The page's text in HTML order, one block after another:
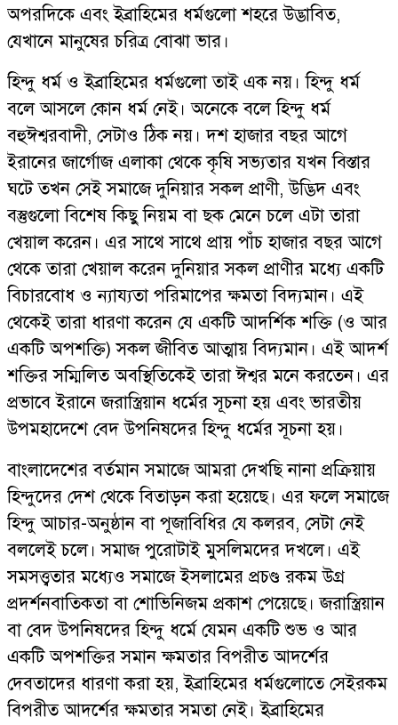
অপরদিকে এবং ইব্রাহিমের ধর্মগুলো শহরে উদ্ভাবিত,
যেখানে মানুষের চরিত্র বোঝা ভার।
হিন্দু ধর্ম ও ইব্রাহিমের ধর্মগুলো তাই এক নয়। হিন্দু ধর্ম
বলে আসলে কোন ধর্ম নেই। অনেকে বলে হিন্দু ধর্ম
বহুঈশ্বরবাদী, সেটাও ঠিক নয়। দশ হাজার বছর আগে
ইরানের জার্গোজ এলাকা থেকে কৃষি সভ্যতার যখন বিস্তার
ঘটে তখন সেই সমাজে দুনিয়ার সকল প্রাণী, উদ্ভিদ এবং
বস্তুগুলো বিশেষ কিছু নিয়ম বা ছক মেনে চলে এটা তারা
খেয়াল করেন। এর সাথে সাথে প্রায় পাঁচ হাজার বছর আগে
থেকে তারা খেয়াল করেন দুনিয়ার সকল প্রাণীর মধ্যে একটি
বিচারবোধ ও ন্যায্যতা পরিমাপের ক্ষমতা বিদ্যমান। এই
থেকেই তারা ধারণা করেন যে একটি আদর্শিক শক্তি (ও আর
একটি অপশক্তি) সকল জীবিত আত্মায় বিদ্যমান। এই আদর্শ
শক্তির সম্মিলিত অবস্থিতিকেই তারা ঈশ্বর মনে করতেন। এর
প্রভাবে ইরানে জরাস্ত্রিয়ান ধর্মের সূচনা হয় এবং ভারতীয়
উপমহাদেশে বেদ উপনিষদের হিন্দু ধর্মের সূচনা হয়।
বাংলাদেশের বর্তমান সমাজে আমরা দেখছি নানা প্রক্রিয়ায়
হিন্দুদের দেশ থেকে বিতাড়ন করা হয়েছে। এর ফলে সমাজে
হিন্দু আচার-অনুষ্ঠান বা পূজাবিধির যে কলরব, সেটা নেই
বললেই চলে। সমাজ পুরোটাই মুসলিমদের দখলে। এই
সমসত্ত্বতার মধ্যেও সমাজে ইসলামের প্রচণ্ড রকম উগ্র
প্রদর্শনবাতিকতা বা শোভিনিজম প্রকাশ পেয়েছে। জরাস্ত্রিয়ান
বা বেদ উপনিষদের হিন্দু ধর্মে যেমন একটি শুভ ও আর
একটি অপশক্তির সমান ক্ষমতার বিপরীত আদর্শের
দেবতাদের ধারণা করা হয়, ইব্রাহিমের ধর্মগুলোতে সেইরকম
বিপরীত আদর্শের ক্ষমতার সমতা নেই। ইব্রাহিমের